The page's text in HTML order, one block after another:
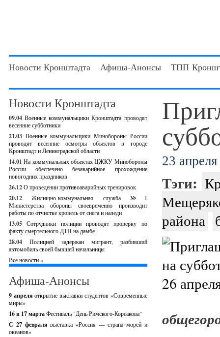
Новости Кронштадта Афиша-Анонсы ТПП
Новости Кронштадта
09.04 Военные коммунальщики Кронштадта проводят
весенние субботники
21.03 Военные коммунальщики Минобороны России
проводят весенние осмотры объектов в городе
Кронштадт и Ленинградской области
14.01 На коммунальных объектах ЦЖКУ Минобороны
России обеспечено безаварийное прохождение
новогодних праздников
26.12О проведении противоаварийных тренировок
20.12
Жилищно-коммунальная служба №1
Министерства обороны своевременно производит
работы по отчистке кровель от снега и наледи
13.05 Сотрудники полиции проводят проверку по
факту смертельного ДТП на дамбе
28.04
Полицией задержан мигрант, разбивший
автомобиль своей бывшей начальницы
Все новости »
Афиша-Анонсы
9 апреляоткрытие выставки студентов «Современные
миры»
16 и 17 мартаФестиваль "День Римского-Корсакова"
С 27 февралявыставка «Россия — страна морей и
океанов»
23
Тэги:
района